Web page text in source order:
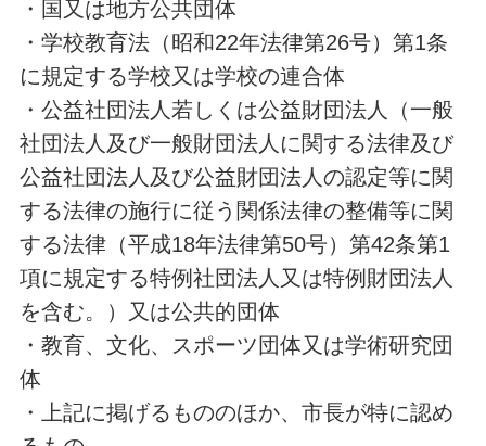
・国又は地方公共団体
・学校教育法（昭和22年法律第26号）第1条
に規定する学校又は学校の連合体
・公益社団法人若しくは公益財団法人（一般
社団法人及び一般財団法人に関する法律及び
公益社団法人及び公益財団法人の認定等に関
する法律の施行に従う関係法律の整備等に関
する法律（平成18年法律第50号）第42条第1
項に規定する特例社団法人又は特例財団法人
を含む。）又は公共的団体
・教育、文化、スポーツ団体又は学術研究団
体
・上記に掲げるもののほか、市長が特に認め